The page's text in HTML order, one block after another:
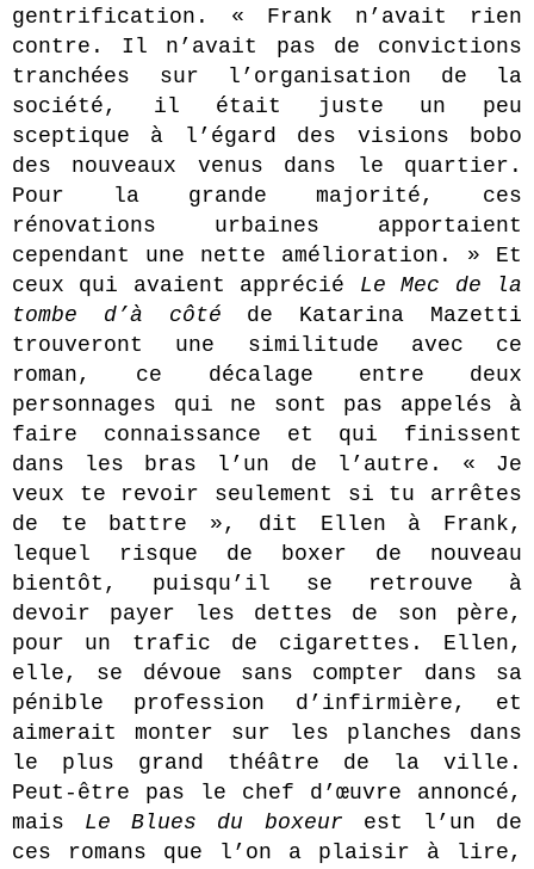
gentrification. « Frank n’avait rien
contre. Il n’avait pas de convictions
tranchées sur l’organisation de la
société, il était juste un peu
sceptique à l’égard des visions bobo
des nouveaux venus dans le quartier.
Pour la grande majorité, ces
rénovations urbaines apportaient
cependant une nette amélioration. » Et
ceux qui avaient apprécié Le Mec de la
tombe d’à côté de Katarina Mazetti
trouveront une similitude avec ce
roman, ce décalage entre deux
personnages qui ne sont pas appelés à
faire connaissance et qui finissent
dans les bras l’un de l’autre. « Je
veux te revoir seulement si tu arrêtes
de te battre », dit Ellen à Frank,
lequel risque de boxer de nouveau
bientôt, puisqu’il se retrouve à
devoir payer les dettes de son père,
pour un trafic de cigarettes. Ellen,
elle, se dévoue sans compter dans sa
pénible profession d’infirmière, et
aimerait monter sur les planches dans
le plus grand théâtre de la ville.
Peut-être pas le chef d’œuvre annoncé,
mais Le Blues du boxeur est l’un de
ces romans que l’on a plaisir à lire,